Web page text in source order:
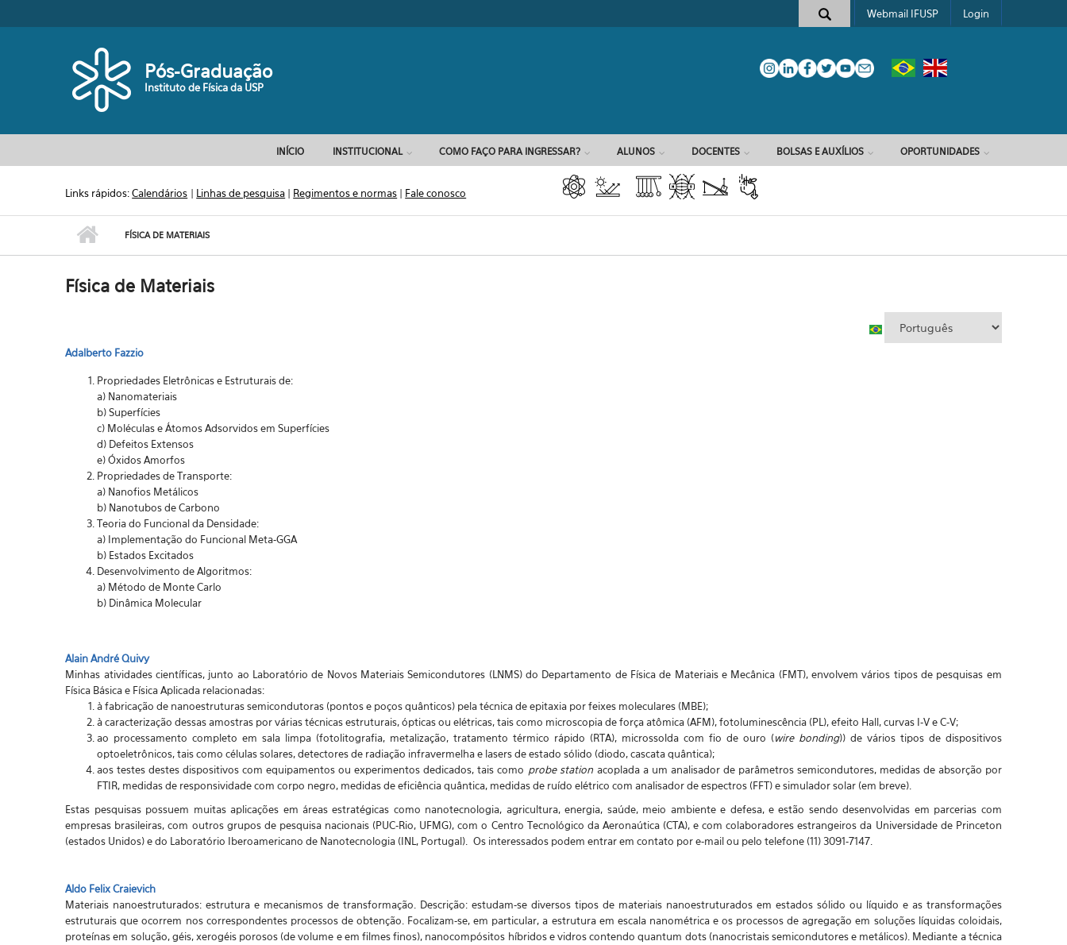
Formulário de busca
Webmail IFUSP Login
Pós-Graduação
Instituto de Física da USP
INÍCIO INSTITUCIONAL COMO FAÇO PARA INGRESSAR? ALUNOS DOCENTES BOLSAS E AUXÍLIOS OPORTUNIDADES
Links rápidos:Calendários | Linhas de pesquisa | Regimentos e normas | Fale conosco
FÍSICA DE MATERIAIS
Física de Materiais
Adalberto Fazzio
Propriedades Eletrônicas e Estruturais de:
a) Nanomateriais
b) Superfícies
c) Moléculas e Átomos Adsorvidos em Superfícies
d) Defeitos Extensos
e) Óxidos Amorfos
Propriedades de Transporte:
a) Nanofios Metálicos
b) Nanotubos de Carbono
Teoria do Funcional da Densidade:
a) Implementação do Funcional Meta-GGA
b) Estados Excitados
Desenvolvimento de Algoritmos:
a) Método de Monte Carlo
b) Dinâmica Molecular
Alain André Quivy
Minhas atividades científicas, junto ao Laboratório de Novos Materiais Semicondutores (LNMS) do Departamento de Física de Materiais e Mecânica (FMT), envolvem vários tipos de pesquisas em
Física Básica e Física Aplicada relacionadas:
à fabricação de nanoestruturas semicondutoras (pontos e poços quânticos) pela técnica de epitaxia por feixes moleculares (MBE);
à caracterização dessas amostras por várias técnicas estruturais, ópticas ou elétricas, tais como microscopia de força atômica (AFM), fotoluminescência (PL), efeito Hall, curvas I-V e C-V;
ao processamento completo em sala limpa (fotolitografia, metalização, tratamento térmico rápido (RTA), microssolda com fio de ouro (wire bonding)) de vários tipos de dispositivos
optoeletrônicos, tais como células solares, detectores de radiação infravermelha e lasers de estado sólido (diodo, cascata quântica);
aos testes destes dispositivos com equipamentos ou experimentos dedicados, tais como probe station acoplada a um analisador de parâmetros semicondutores, medidas de absorção por
FTIR, medidas de responsividade com corpo negro, medidas de eficiência quântica, medidas de ruído elétrico com analisador de espectros (FFT) e simulador solar (em breve).
Estas pesquisas possuem muitas aplicações em áreas estratégicas como nanotecnologia, agricultura, energia, saúde, meio ambiente e defesa, e estão sendo desenvolvidas em parcerias com
empresas brasileiras, com outros grupos de pesquisa nacionais (PUC-Rio, UFMG), com o Centro Tecnológico da Aeronaútica (CTA), e com colaboradores estrangeiros da Universidade de Princeton
(estados Unidos) e do Laboratório Iberoamericano de Nanotecnologia (INL, Portugal). Os interessados podem entrar em contato por e-mail ou pelo telefone (11) 3091-7147.
Aldo Felix Craievich
Materiais nanoestruturados: estrutura e mecanismos de transformação. Descrição: estudam-se diversos tipos de materiais nanoestruturados em estados sólido ou líquido e as transformações
estruturais que ocorrem nos correspondentes processos de obtenção. Focalizam-se, em particular, a estrutura em escala nanométrica e os processos de agregação em soluções líquidas coloidais,
proteínas em solução, géis, xerogéis porosos (de volume e em filmes finos), nanocompósitos híbridos e vidros contendo quantum dots (nanocristais semicondutores e metálicos). Mediante a técnica